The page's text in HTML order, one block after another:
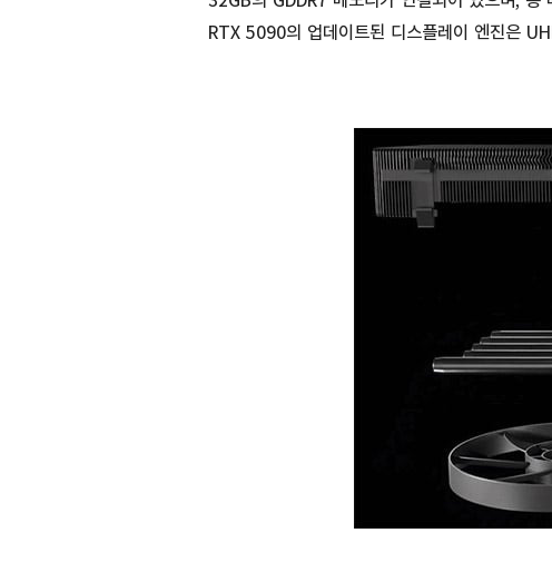
RTX 5090의 업데이트된 디스플레이 엔진은